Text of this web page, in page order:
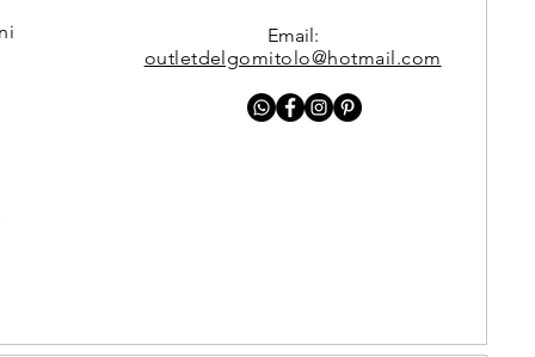
Email:
outletdelgomitolo@hotmail.com